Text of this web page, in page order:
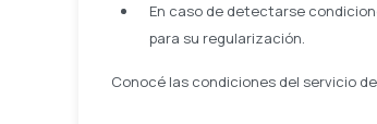
En caso de detectarse
para su regularización.
Conocé las condiciones del servicio